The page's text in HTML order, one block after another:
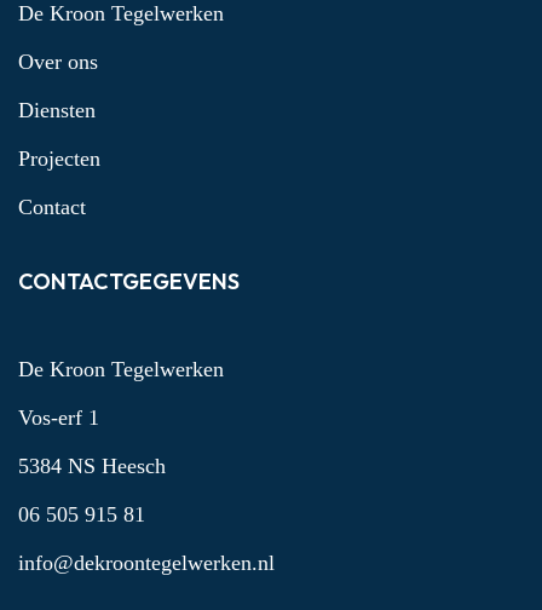
De Kroon Tegelwerken
Over ons
Diensten
Projecten
Contact
CONTACTGEGEVENS
De Kroon Tegelwerken
Vos-erf 1
5384 NS Heesch
06 505 915 81
info@dekroontegelwerken.nl